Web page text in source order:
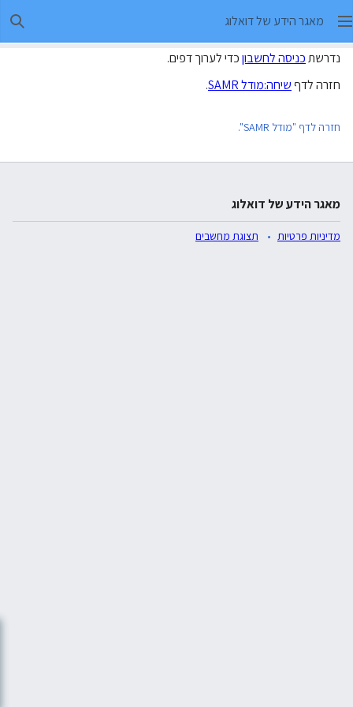
מאגר הידע של דואלוג
נדרשתכניסה לחשבוןכדי לערוך דפים.
חזרה לדףשיחה:מודל SAMR .
חזרה לדף "מודל SAMR".
מאגר הידע של דואלוג
מדיניות פרטיות תצוגת מחשבים